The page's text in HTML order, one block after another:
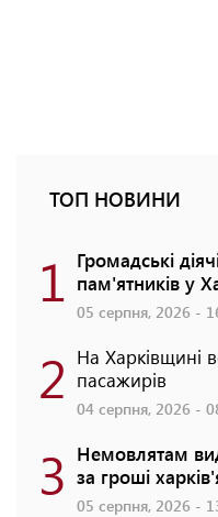
ТОП НОВИНИ
1 Громадські
пам'ятників у
05 серпня, 2026 -
2 На Харківщині
пасажирів
04 серпня, 2026 -
3 Немовлятам
за гроші
05 серпня, 2026 -